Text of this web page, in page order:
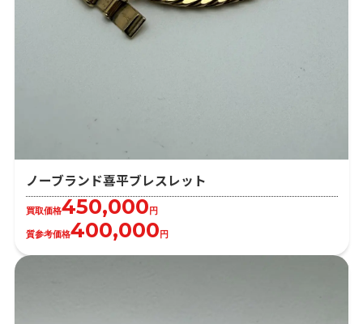
ノーブランド喜平ブレスレット
買取価格450,000円
質参考価格400,000円